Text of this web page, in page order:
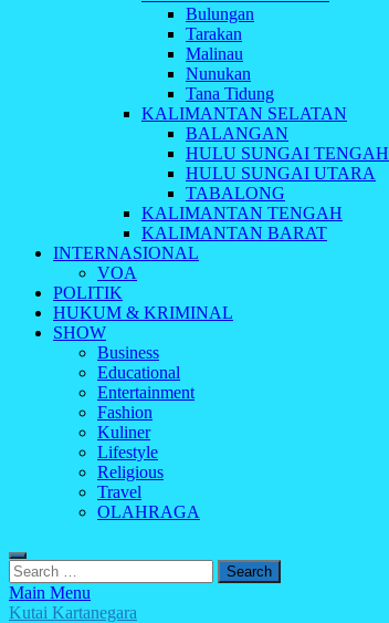
Bulungan
Tarakan
Malinau
Nunukan
Tana Tidung
KALIMANTAN SELATAN
BALANGAN
HULU SUNGAI TENGAH
HULU SUNGAI UTARA
TABALONG
KALIMANTAN TENGAH
KALIMANTAN BARAT
INTERNASIONAL
VOA
POLITIK
HUKUM & KRIMINAL
SHOW
Business
Educational
Entertainment
Fashion
Kuliner
Lifestyle
Religious
Travel
OLAHRAGA
Search
for:
Main Menu
Kutai Kartanegara